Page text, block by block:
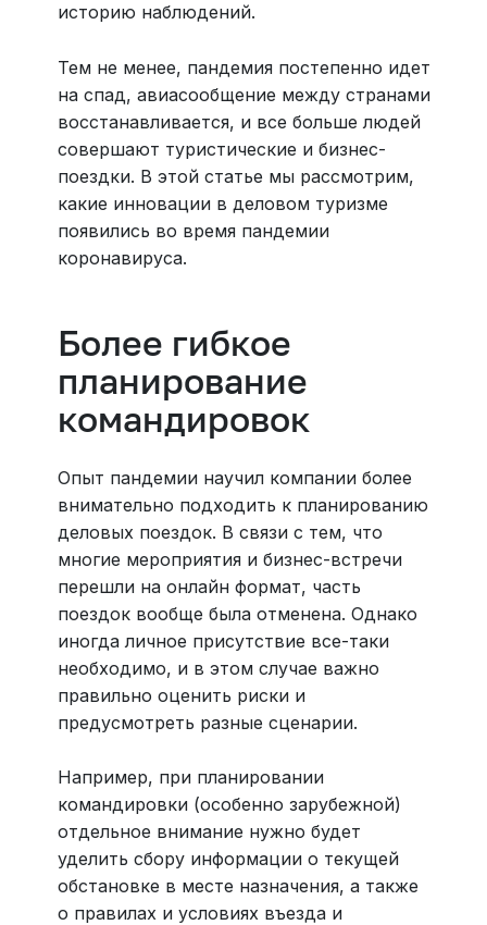
историю наблюдений.
Тем не менее, пандемия постепенно идет
на спад, авиасообщение между странами
восстанавливается, и все больше людей
совершают туристические и бизнес-
поездки. В этой статье мы рассмотрим,
какие инновации в деловом туризме
появились во время пандемии
коронавируса.
Более гибкое
планирование
командировок
Опыт пандемии научил компании более
внимательно подходить к планированию
деловых поездок. В связи с тем, что
многие мероприятия и бизнес-встречи
перешли на онлайн формат, часть
поездок вообще была отменена. Однако
иногда личное присутствие все-таки
необходимо, и в этом случае важно
правильно оценить риски и
предусмотреть разные сценарии.
Например, при планировании
командировки (особенно зарубежной)
отдельное внимание нужно будет
уделить сбору информации о текущей
обстановке в месте назначения, а также
о правилах и условиях въезда и